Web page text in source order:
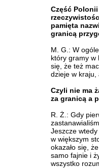
Część
pamięta
granicą
M. G.: W
który gramy w
się, że też
dzieje w kraju,
Czyli nie ma
za granicą a
R. Ż.: Gdy
Jeszcze
w większym
okazało się,
samo fajnie i
wszystko